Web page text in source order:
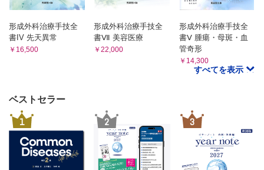
1．肩甲骨弁・肩甲骨皮弁
手技
症例
2．腓骨弁・腓骨皮弁
血行形態／適応
症例
第9章 腹腔内臓器移植
1．空腸・回腸
血行形態／適応
手技
症例
血行形態／適応
Genu flap
8．下腿に作成される皮弁・筋膜皮弁
血行形態／皮弁の作成部位／適応
I 逆行性腓腹島状皮弁
II Lateral supramalleolar flap
形成外科治療手技全
書IV 先天異常
￥16,500
形成外科治療手技全
書Ⅶ 美容医療
￥22,000
形成外科治療手技全
書Ⅴ 腫瘍・母斑・血
管奇形
￥14,300
すべてを表示
ベストセラー
1 2 3